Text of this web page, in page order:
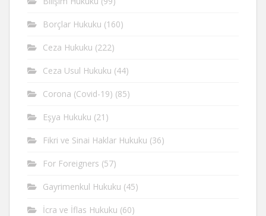
Borçlar Hukuku (160)
Ceza Hukuku (222)
Ceza Usul Hukuku (44)
Corona (Covid-19) (85)
Eşya Hukuku (21)
Fikri ve Sinai Haklar Hukuku (36)
For Foreigners (57)
Gayrimenkul Hukuku (45)
İcra ve İflas Hukuku (60)